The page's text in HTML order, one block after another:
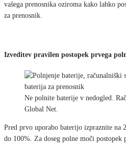
vašega prenosnika oziroma kako lahko
za prenosnik.
Izveditev pravilen postopek prvega
Ne polnite baterije v nedogled.
Global Net.
Pred prvo uporabo baterijo izpraznite na
do 100%. Za doseg polne moči postopek